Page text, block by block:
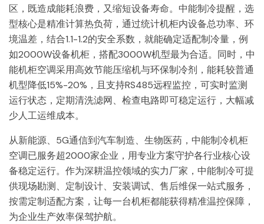
区，既造成能耗浪费，又缩短设备寿命。中能制冷提醒，选
型核心是精准计算热负荷，通过统计机柜内设备总功率、环
境温差，结合1.1-1.2的安全系数，就能确定适配制冷量，例
如2000W设备机柜，搭配3000W机型最为合适。同时，中
能机柜空调采用高效节能压缩机与环保制冷剂，能耗较普通
机型降低15%-20%，且支持RS485远程监控，可实时监测
运行状态，定期清洗滤网、检查电路即可稳定运行，大幅减
少人工运维成本。
从新能源、5G通信到汽车制造、生物医药，中能制冷机柜
空调已服务超2000家企业，用专业方案守护各行业核心设
备稳定运行。作为深耕温控领域的实力厂家，中能制冷可提
供现场勘测、定制设计、安装调试、售后维保一站式服务，
按需定制适配方案，让每一台机柜都能获得精准温控保障，
为企业生产效率保驾护航。